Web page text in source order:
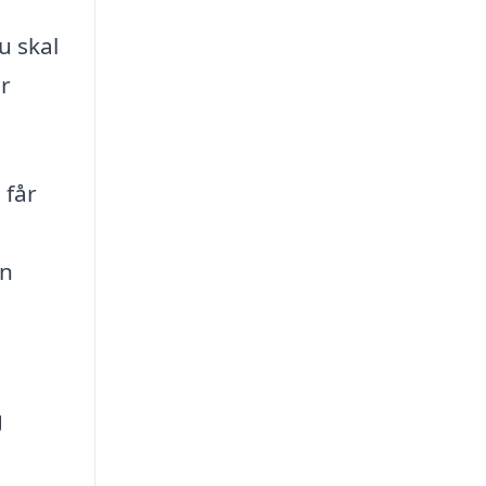
skal
får